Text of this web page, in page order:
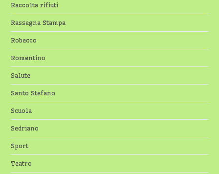
Raccolta rifiuti
Rassegna Stampa
Robecco
Romentino
Salute
Santo Stefano
Scuola
Sedriano
Sport
Teatro